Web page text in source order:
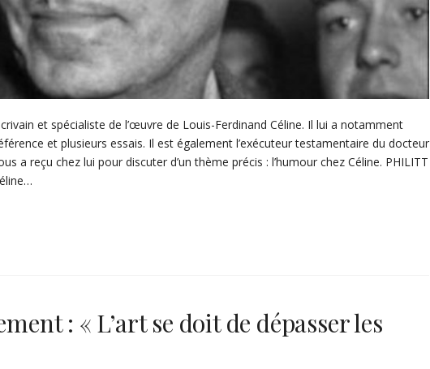
et spécialiste de l’œuvre de Louis-Ferdinand Céline. Il lui a notamment
et plusieurs essais. Il est également l’exécuteur testamentaire du docteur
a reçu chez lui pour discuter d’un thème précis : l’humour chez Céline. PHILITT
: « L’art se doit de dépasser les